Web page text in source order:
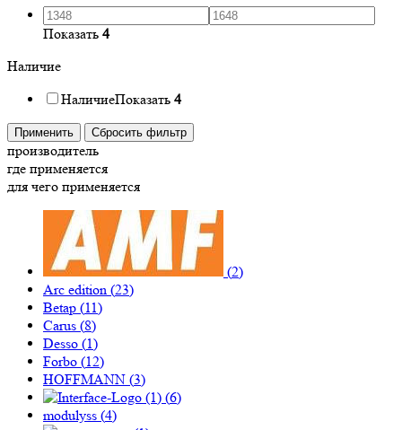
Показать 4
Наличие
НаличиеПоказать 4
Применить Сбросить фильтр
производитель
где применяется
для чего применяется
(2)
Arc edition (23)
Betap (11)
Carus (8)
Desso (1)
Forbo (12)
HOFFMANN (3)
(6)
modulyss (4)